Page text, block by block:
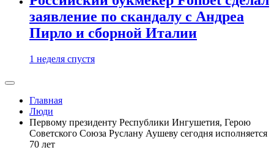
заявление по скандалу с Андреа
Пирло и сборной Италии
1 неделя спустя
Главная
Люди
Первому президенту Республики Ингушетия, Герою
Советского Союза Руслану Аушеву сегодня исполняется
70 лет